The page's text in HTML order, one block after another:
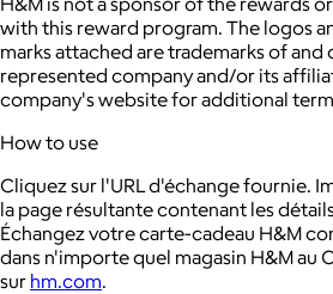
with this reward program. The logos
marks attached are trademarks of and
represented company and/or its
company's website for additional
How to use
Cliquez sur l'URL d'échange fournie.
la page résultante contenant les
Échangez votre carte-cadeau H&M
dans n'importe quel magasin H&M au
sur hm.com.